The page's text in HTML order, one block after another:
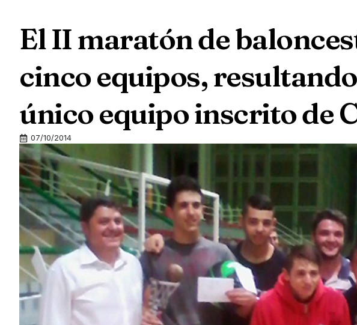
El II maratón de
cinco equipos,
único equipo inscrito de
07/10/2014